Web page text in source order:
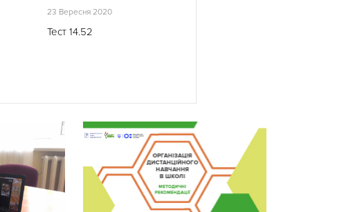
23 Вересня 2020
Тест 14.52